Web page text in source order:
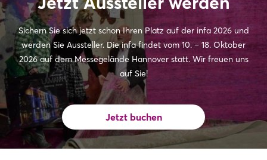
Sichern Sie sich jetzt schon Ihren Platz auf der infa 2026 und
werden Sie Aussteller. Die infa findet vom 10. – 18. Oktober
2026 auf dem Messegelände Hannover statt. Wir freuen uns
auf Sie!
Jetzt buchen